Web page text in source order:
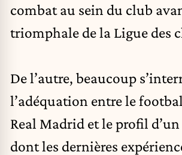
combat au sein du club
triomphale de la Ligue des
De l’autre, beaucoup
l’adéquation entre le
Real Madrid et le profil
dont les dernières